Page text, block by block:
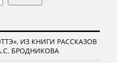
ИЗ КНИГИ РАССКАЗОВ
БРОДНИКОВА